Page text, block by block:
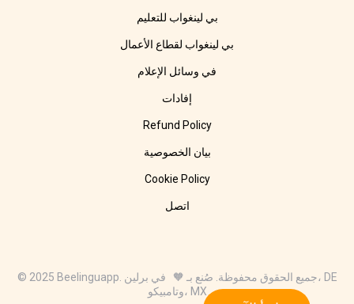
بي لينغواب للتعليم
بي لينغواب لقطاع الأعمال
في وسائل الإعلام
إفادات
Refund Policy
بيان الخصوصية
Cookie Policy
اتصل
© 2025 Beelinguapp. جميع الحقوق محفوظة. صُنع بـ 🧡 في برلين، DE
وتامبيكو، MX